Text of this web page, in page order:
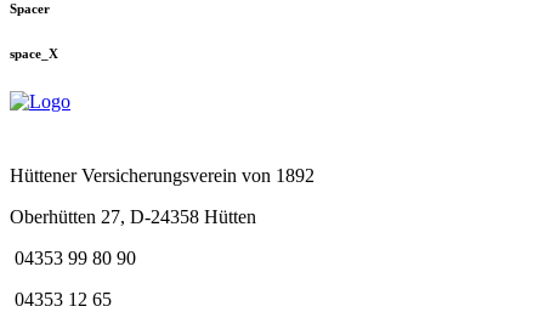
Spacer
space_X
Hüttener Versicherungsverein von 1892
Oberhütten 27, D-24358 Hütten
04353 99 80 90
04353 12 65